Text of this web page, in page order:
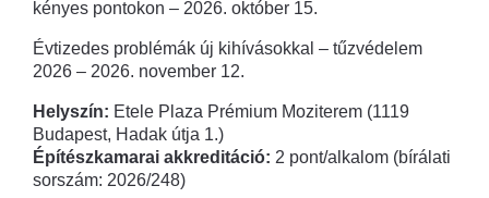
kényes pontokon – 2026. október 15.
Évtizedes problémák új kihívásokkal – tűzvédelem
2026 – 2026. november 12.
Helyszín: Etele Plaza Prémium Moziterem (1119
Budapest, Hadak útja 1.)
Építészkamarai akkreditáció: 2 pont/alkalom (bírálati
sorszám: 2026/248)